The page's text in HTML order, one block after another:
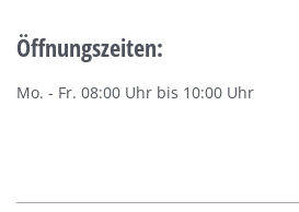
Öffnungszeiten:
Mo. - Fr. 08:00 Uhr bis 10:00 Uhr